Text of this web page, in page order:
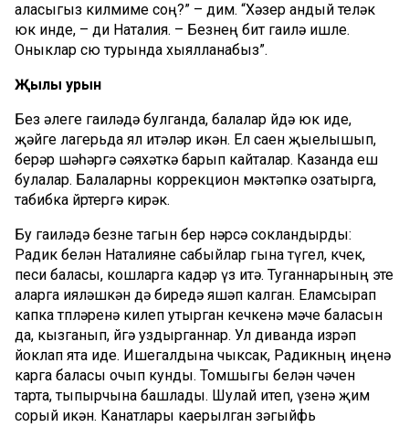
аласыгыз кил­миме соң?” – дим. “Хәзер андый теләк
юк инде, – ди Наталия. – Безнең бит гаилә иш­ле.
Оныклар сөю турында хыялланабыз”.
Җылы урын
Без әлеге гаиләдә булганда, балалар өйдә юк иде,
җәйге лагерьда ял итәләр икән. Ел саен җыелышып,
берәр шәһәргә сәяхәткә барып кайталар. Казанда еш
булалар. Балаларны коррекцион мәк­тәпкә озатырга,
табибка йөртергә кирәк.
Бу гаиләдә безне тагын бер нәрсә сокландырды:
Радик белән Наталияне сабыйлар гына түгел, көчек,
песи баласы, кошларга кадәр үз итә. Туганнарының эте
аларга ияләшкән дә биредә яшәп калган. Еламсырап
капка төп­ләренә килеп утырган кеч­кенә мәче баласын
да, кызганып, өйгә уздырганнар. Ул диванда изрәп
йоклап ята иде. Ишегалдына чыксак, Ра­дик­ның иңенә
карга баласы очып кунды. Томшыгы белән чә­чен
тарта, тыпырчына баш­лады. Шулай итеп, үзе­нә җим
сорый икән. Канатлары каерылган зә­гыйфь